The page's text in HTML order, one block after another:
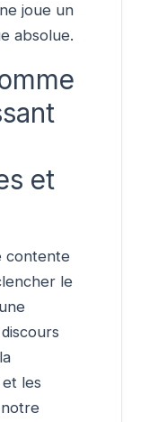
joue un
absolue.
et
contente
le
les